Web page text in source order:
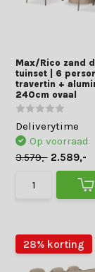
Max/Rico zand
tuinset | 6
travertin +
240cm ovaal
Deliverytime
Op voorraad
3.579,- 2.589,-
28% korting